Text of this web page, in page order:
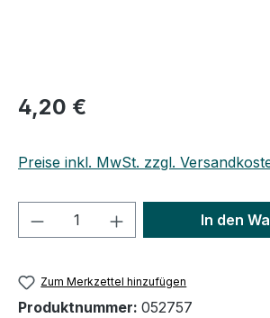
Regulärer Preis:
4,20 €
Preise inkl. MwSt. zzgl.
Produkt Anzahl: GibIn den
Zum Merkzettel hinzufügen
Produktnummer: 052757